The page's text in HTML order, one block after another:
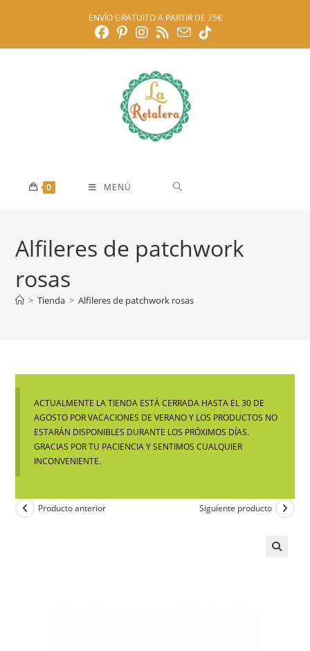
ENVÍO GRATUITO A PARTIR DE 75€
0 MENÚ
Alfileres de patchwork
rosas
> Tienda > Alfileres de patchwork rosas
ACTUALMENTE LA TIENDA ESTÁ CERRADA HASTA EL 30 DE
AGOSTO POR VACACIONES DE VERANO Y LOS PRODUCTOS NO
ESTARÁN DISPONIBLES DURANTE LOS PRÓXIMOS DÍAS.
GRACIAS POR TU PACIENCIA Y SENTIMOS CUALQUIER
INCONVENIENTE.
Producto anterior Siguiente producto